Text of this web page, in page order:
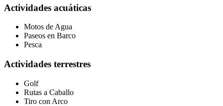
Actividades acuáticas
Motos de Agua
Paseos en Barco
Pesca
Actividades terrestres
Golf
Rutas a Caballo
Tiro con Arco